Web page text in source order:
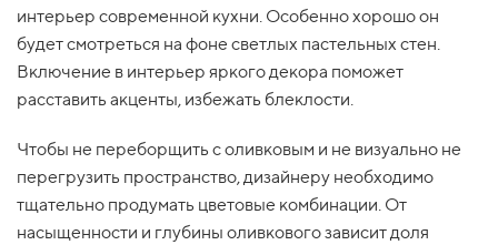
интерьер современной кухни. Особенно хорошо он
будет смотреться на фоне светлых пастельных стен.
Включение в интерьер яркого декора поможет
расставить акценты, избежать блеклости.
Чтобы не переборщить с оливковым и не визуально не
перегрузить пространство, дизайнеру необходимо
тщательно продумать цветовые комбинации. От
насыщенности и глубины оливкового зависит доля